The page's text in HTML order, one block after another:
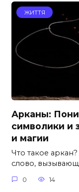
ЖИТТЯ
Арканы:
символики и
и магии
Что такое
слово,
0 14